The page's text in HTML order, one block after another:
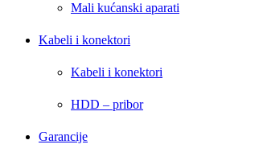
Mali kućanski aparati
Kabeli i konektori
Kabeli i konektori
HDD – pribor
Garancije